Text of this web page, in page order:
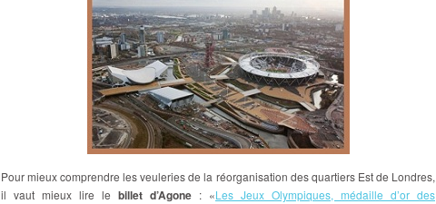
Pour mieux comprendre les veuleries de la réorganisation des quartiers Est de Londres,
il vaut mieux lire le billet d’Agone : «Les Jeux Olympiques, médaille d’or des